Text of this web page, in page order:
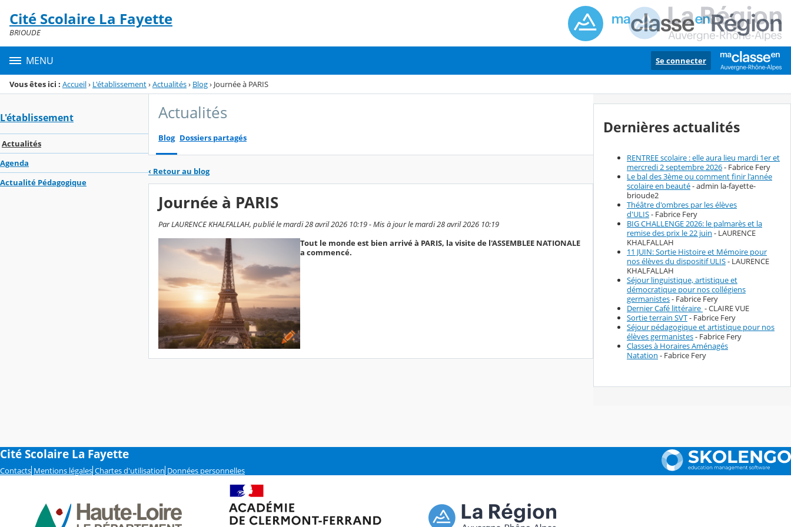
Menu de la rubrique
Contenu
Cité Scolaire La Fayette
BRIOUDE
MENU Se connecter
Vous êtes ici : Accueil› L'établissement›Actualités› Blog› Journée à PARIS
L'établissement
Actualités
Agenda
Actualité Pédagogique
Actualités
Blog Dossiers partagés
‹ Retour au blog
Journée à PARIS
Par LAURENCE KHALFALLAH, publié le mardi 28 avril 2026 10:19 - Mis à jour le mardi 28 avril 2026 10:19
Tout le monde est bien arrivé à PARIS, la visite de l'ASSEMBLEE NATIONALE
a commencé.
Dernières actualités
RENTREE scolaire : elle aura lieu mardi 1er et
mercredi 2 septembre 2026- Fabrice Fery
Le bal des 3ème ou comment finir l'année
scolaire en beauté- admin la-fayette-
brioude2
Théâtre d'ombres par les élèves
d'ULIS- Fabrice Fery
BIG CHALLENGE 2026: le palmarès et la
remise des prix le 22 juin - LAURENCE
KHALFALLAH
11 JUIN: Sortie Histoire et Mémoire pour
nos élèves du dispositif ULIS- LAURENCE
KHALFALLAH
Séjour linguistique, artistique et
démocratique pour nos collégiens
germanistes- Fabrice Fery
Dernier Café littéraire - CLAIRE VUE
Sortie terrain SVT- Fabrice Fery
Séjour pédagogique et artistique pour nos
élèves germanistes- Fabrice Fery
Classes à Horaires Aménagés
Natation - Fabrice Fery
Cité Scolaire La Fayette
Contacts Mentions légales Chartes d'utilisation Données personnelles